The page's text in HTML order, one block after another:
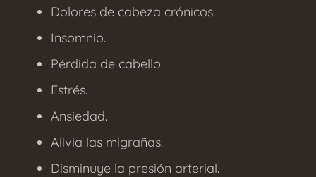
Dolores de cabeza crónicos.
Insomnio.
Pérdida de cabello.
Estrés.
Ansiedad.
Alivia las migrañas.
Disminuye la presión arterial.